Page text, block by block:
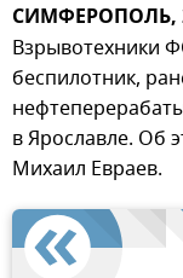
СИМФЕРОПОЛЬ,
Взрывотехники
беспилотник,
в Ярославле. Об
Михаил Евраев.